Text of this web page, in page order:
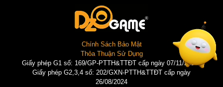
Chính Sách Bảo Mật
Thỏa Thuận Sử Dụng
Giấy phép G1 số: 169/GP-PTTH&TTĐT cấp ngày 07/11/2025 |
Giấy phép G2,3,4 số: 202/GXN-PTTH&TTĐT cấp ngày
26/08/2024